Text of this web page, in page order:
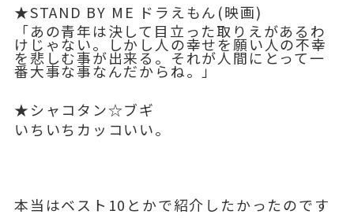
★STAND BY ME ドラえもん(映画)
「あの青年は決して目立った取りえがあるわ
けじゃない。しかし人の幸せを願い人の不幸
を悲しむ事が出来る。それが人間にとって一
番大事な事なんだからね。」
★シャコタン☆ブギ
いちいちカッコいい。
本当はベスト10とかで紹介したかったのです